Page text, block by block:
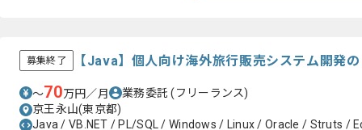
募集終了 【Java】個人向け海外旅行販売システム開発
〜70万円／月 業務委託(フリーランス)
京王永山(東京都)
Java / VB.NET / PL/SQL / Windows / Linux / Oracle / Struts /